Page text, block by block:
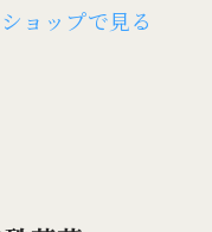
ョップで見る